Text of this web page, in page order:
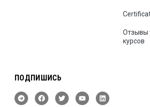
Отзывы
курсов
ПОДПИШИСЬ